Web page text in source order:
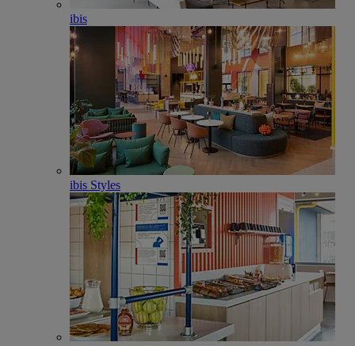
ibis
ibis Styles